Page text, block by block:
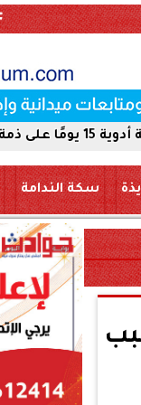
سكة الندامة